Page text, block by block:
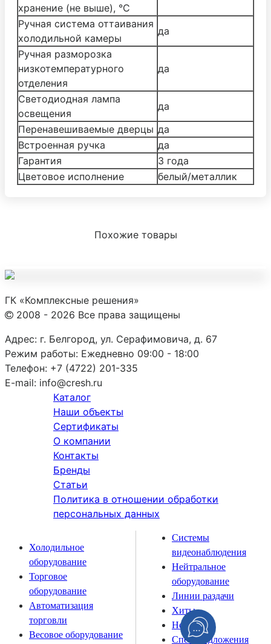
хранение (не выше), °C
Ручная система оттаивания
холодильной камеры
да
Ручная разморозка
низкотемпературного
отделения
да
Светодиодная лампа
освещения
да
Перенавешиваемые дверцы да
Встроенная ручка
да
Гарантия
3 года
Цветовое исполнение
белый/металлик
Похожие товары
ГК «Комплексные решения»
2008 - 2026 Все права защищены
Адрес: г. Белгород, ул. Серафимовича, д. 67
Режим работы: Ежедневно 09:00 - 18:00
Телефон: +7 (4722) 201-335
E-mail: info@cresh.ru
Каталог
Наши объекты
Сертификаты
О компании
Контакты
Бренды
Статьи
Политика в отношении обработки
персональных данных
Холодильное
оборудование
Торговое
оборудование
Автоматизация
торговли
Весовое оборудование
Системы
видеонаблюдения
Нейтральное
оборудование
Линии раздачи
Хиты
Новинки
Спецпредложения